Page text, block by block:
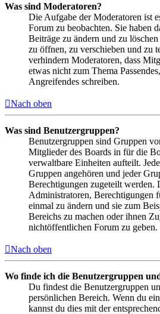
Was sind Moderatoren?
Die Aufgabe der Moderatoren ist
Forum zu beobachten. Sie haben
Beiträge zu ändern und zu
zu öffnen, zu verschieben und zu
verhindern Moderatoren, dass
etwas nicht zum Thema
Angreifendes schreiben.
Nach oben
Was sind Benutzergruppen?
Benutzergruppen sind Gruppen
Mitglieder des Boards in für die
verwaltbare Einheiten aufteilt.
Gruppen angehören und jeder
Berechtigungen zugeteilt werden.
Administratoren, Berechtigungen
einmal zu ändern und sie zum
Bereichs zu machen oder ihnen
nichtöffentlichen Forum zu geben.
Nach oben
Wo finde ich die Benutzergruppen
Du findest die Benutzergruppen
persönlichen Bereich. Wenn du
kannst du dies mit der